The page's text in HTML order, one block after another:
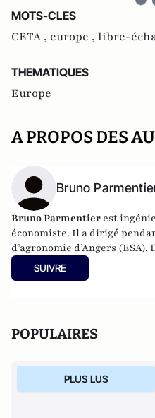
MOTS-CLES
CETA , europe , libre-
THEMATIQUES
Europe
A PROPOS DES
Bruno
Bruno Parmentier est
économiste. Il a dirigé
d’agronomie d’Angers
livres sur les enjeux
et bienetNourrir l’humanité
SUIVRE
POPULAIRES
PLUS LUS